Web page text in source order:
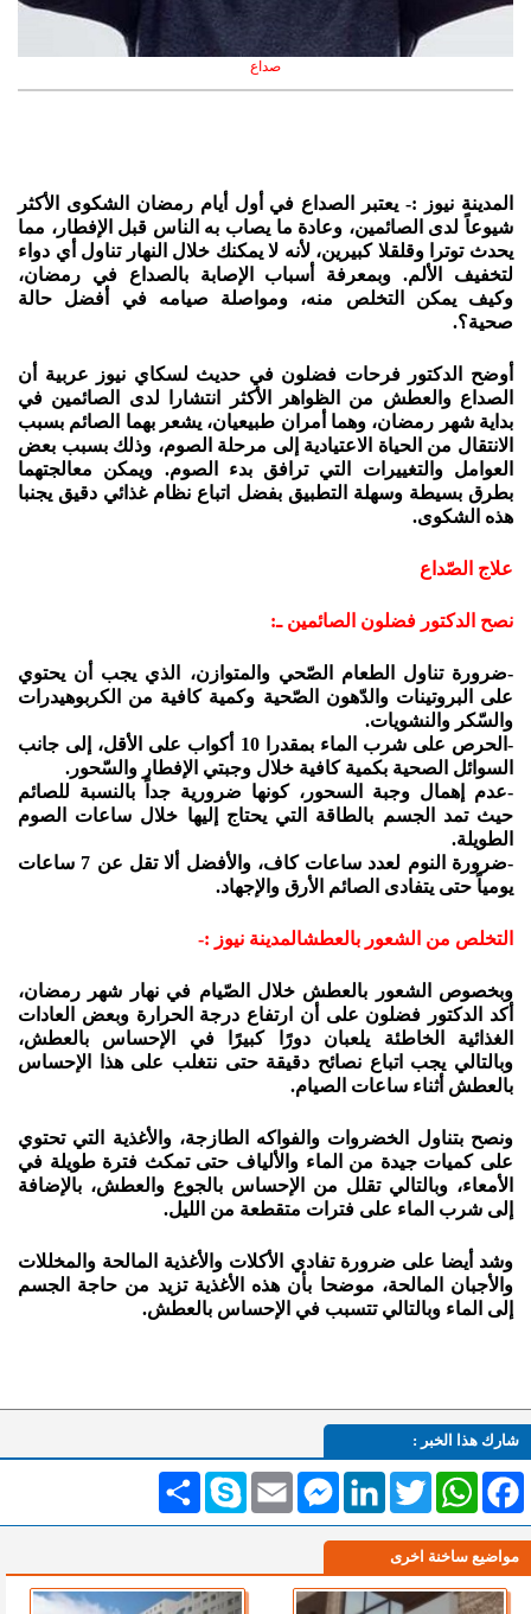
صداع
المدينة نيوز :- يعتبر الصداع في أول أيام رمضان الشكوى الأكثر
شيوعاً لدى الصائمين، وعادة ما يصاب به الناس قبل الإفطار، مما
يحدث توترا وقلقلا كبيرين، لأنه لا يمكنك خلال النهار تناول أي دواء
لتخفيف الألم. وبمعرفة أسباب الإصابة بالصداع في رمضان،
وكيف يمكن التخلص منه، ومواصلة صيامه في أفضل حالة
صحية؟.
أوضح الدكتور فرحات فضلون في حديث لسكاي نيوز عربية أن
الصداع والعطش من الظواهر الأكثر انتشارا لدى الصائمين في
بداية شهر رمضان، وهما أمران طبيعيان، يشعر بهما الصائم بسبب
الانتقال من الحياة الاعتيادية إلى مرحلة الصوم، وذلك بسبب بعض
العوامل والتغييرات التي ترافق بدء الصوم. ويمكن معالجتهما
بطرق بسيطة وسهلة التطبيق بفضل اتباع نظام غذائي دقيق يجنبا
هذه الشكوى.
علاج الصّداع
نصح الدكتور فضلون الصائمين ـ:
-ضرورة تناول الطعام الصّحي والمتوازن، الذي يجب أن يحتوي
على البروتينات والدّهون الصّحية وكمية كافية من الكربوهيدرات
والسّكر والنشويات.
-الحرص على شرب الماء بمقدرا 10 أكواب على الأقل، إلى جانب
السوائل الصحية بكمية كافية خلال وجبتي الإفطار والسّحور.
-عدم إهمال وجبة السحور، كونها ضرورية جداً بالنسبة للصائم
حيث تمد الجسم بالطاقة التي يحتاج إليها خلال ساعات الصوم
الطويلة.
-ضرورة النوم لعدد ساعات كاف، والأفضل ألا تقل عن 7 ساعات
يومياً حتى يتفادى الصائم الأرق والإجهاد.
التخلص من الشعور بالعطشالمدينة نيوز :-
وبخصوص الشعور بالعطش خلال الصّيام في نهار شهر رمضان،
أكد الدكتور فضلون على أن ارتفاع درجة الحرارة وبعض العادات
الغذائية الخاطئة يلعبان دورًا كبيرًا في الإحساس بالعطش،
وبالتالي يجب اتباع نصائح دقيقة حتى نتغلب على هذا الإحساس
بالعطش أثناء ساعات الصيام.
ونصح بتناول الخضروات والفواكه الطازجة، والأغذية التي تحتوي
على كميات جيدة من الماء والألياف حتى تمكث فترة طويلة في
الأمعاء، وبالتالي تقلل من الإحساس بالجوع والعطش، بالإضافة
إلى شرب الماء على فترات متقطعة من الليل.
وشد أيضا على ضرورة تفادي الأكلات والأغذية المالحة والمخللات
والأجبان المالحة، موضحا بأن هذه الأغذية تزيد من حاجة الجسم
إلى الماء وبالتالي تتسبب في الإحساس بالعطش.
شارك هذا الخبر :
انشر Skype Email
MessengerLinkedInTwitterWhatsAppFacebook
مواضيع ساخنة اخرى